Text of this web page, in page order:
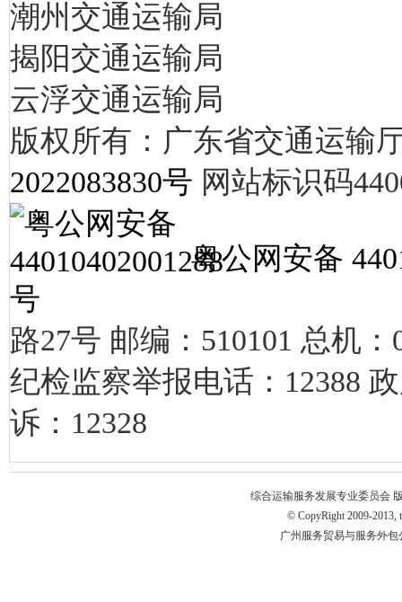
潮州交通运输局
揭阳交通运输局
云浮交通运输局
版权所有：广东省交通运输
2022083830号 网站标识码
粤公网安备
路27号 邮编：510101 总机：
纪检监察举报电话：12388
诉：12328
综合运输服务发展专业委员会
© CopyRight 2009-2013,
广州服务贸易与服务外